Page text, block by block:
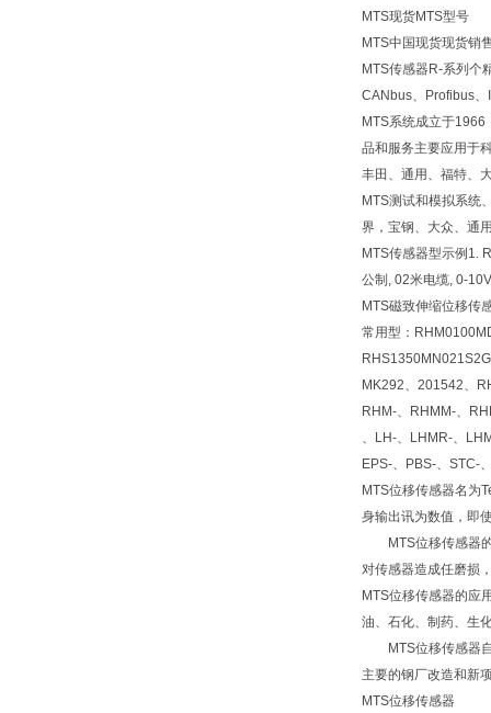
MTS现货MTS型号
MTS中国现货现货销
MTS传感器R-系列个
CANbus、Profibus、
MTS系统成立于
品和服务主要应用于
丰田、通用、福特、
MTS测试和模拟系统
界，宝钢、大众、通
MTS传感器型示例1.
公制, 02米电缆, 0-
MTS磁致伸缩位移传
常用型：
MK292、201542、
RHM-、RHMM-、
、LH-、LHMR-、
EPS-、PBS-、STC-
MTS位移传感器名为
身输出讯为数值，即
MTS位移传感器的
对传感器造成任磨损
MTS位移传感器的应
油、石化、制药、生
MTS位移传感器自
主要的钢厂改造和新
MTS位移传感器